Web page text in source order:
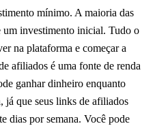
mínimo. A maioria das
um investimento inicial. Tudo o
na plataforma e começar a
afiliados é uma fonte de renda
ganhar dinheiro enquanto
já que seus links de afiliados
dias por semana. Você pode